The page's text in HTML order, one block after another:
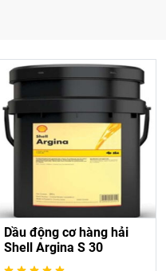
Dầu động cơ hàng hải
Shell Argina S 30